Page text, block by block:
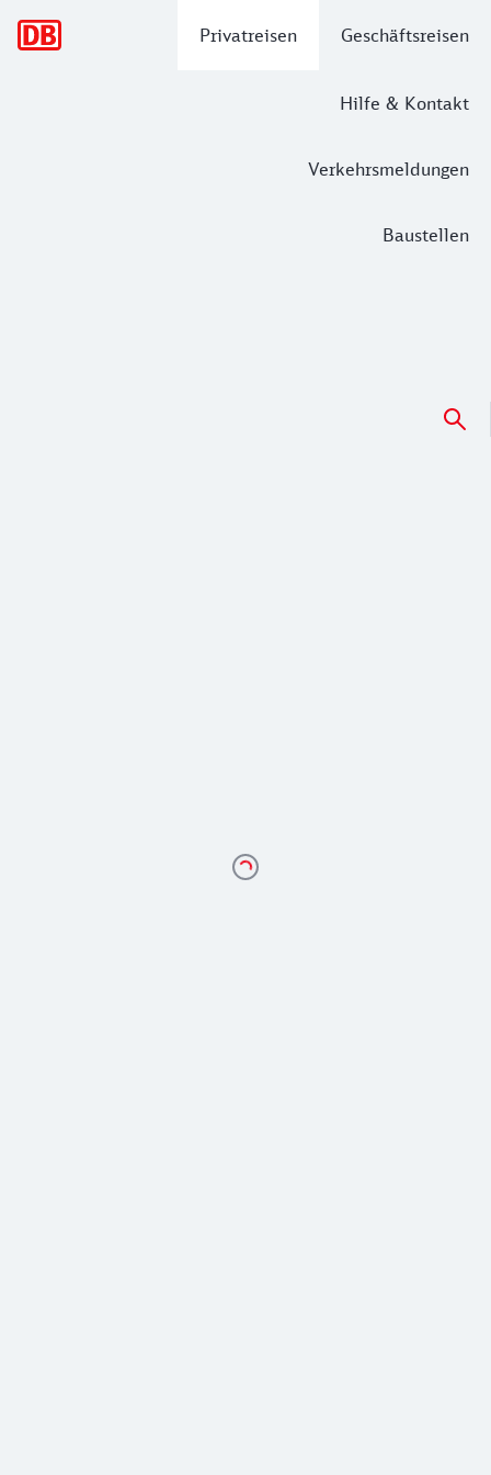
Privatreisen Geschäftsreisen
Hilfe & Kontakt
Verkehrsmeldungen
Baustellen